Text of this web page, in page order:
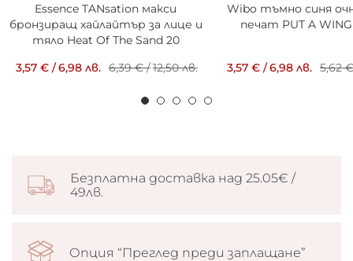
Essence TANsation макси
бронзиращ хайлайтър за лице и
тяло Heat Of The Sand 20
3,57 €/6,98 лв. 6,39 €/12,50 лв.
Wibo тъмно синя
печат PUT A WING
3,57 € /6,98 лв. 5,62
Безплатна доставка над 25.05€ /
49лв.
Опция “Преглед преди заплащане”